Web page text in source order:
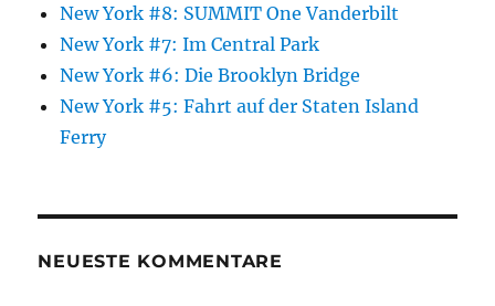
New York #8: SUMMIT One Vanderbilt
New York #7: Im Central Park
New York #6: Die Brooklyn Bridge
New York #5: Fahrt auf der Staten Island
Ferry
NEUESTE KOMMENTARE